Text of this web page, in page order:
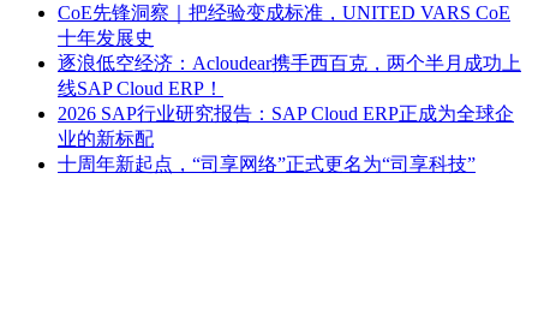
CoE先锋洞察｜把经验变成标准，UNITED VARS CoE
十年发展史
逐浪低空经济：Acloudear携手西百克，两个半月成功上
线SAP Cloud ERP！
2026 SAP行业研究报告：SAP Cloud ERP正成为全球企
业的新标配
十周年新起点，“司享网络”正式更名为“司享科技”